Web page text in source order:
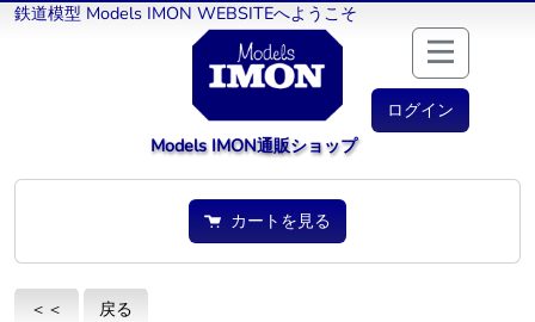
鉄道模型 Models IMON WEBSITEへようこそ
ログイン
Models IMON通販ショップ
カートを見る
＜＜ 戻る